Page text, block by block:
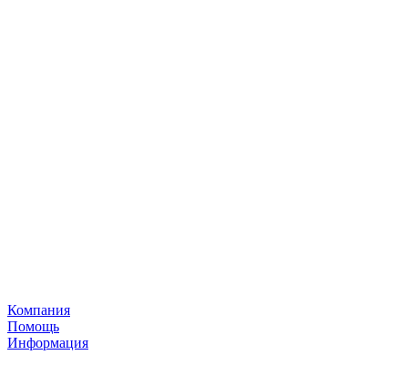
Компания
Помощь
Информация